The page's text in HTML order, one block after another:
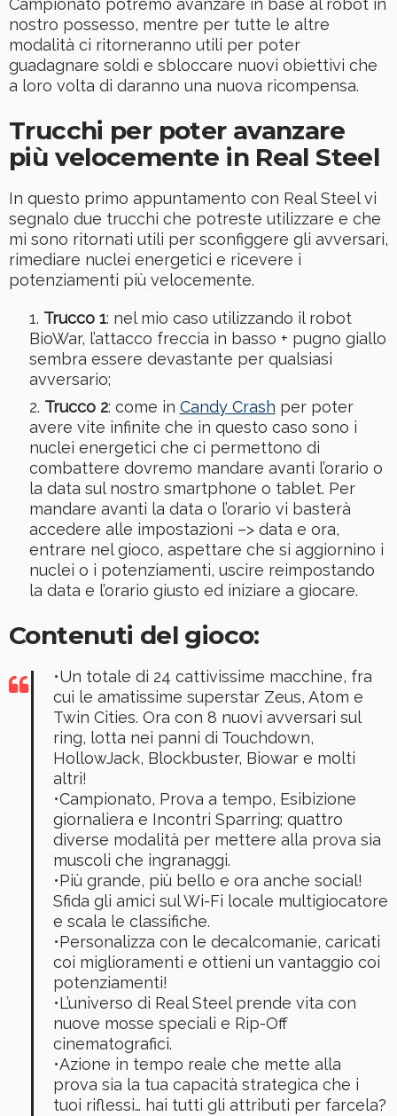
Campionato potremo avanzare in base al robot in
nostro possesso, mentre per tutte le altre
modalità ci ritorneranno utili per poter
guadagnare soldi e sbloccare nuovi obiettivi che
a loro volta di daranno una nuova ricompensa.
Trucchi per poter avanzare
più velocemente in Real Steel
In questo primo appuntamento con Real Steel vi
segnalo due trucchi che potreste utilizzare e che
mi sono ritornati utili per sconfiggere gli avversari,
rimediare nuclei energetici e ricevere i
potenziamenti più velocemente.
Trucco 1: nel mio caso utilizzando il robot
BioWar, l’attacco freccia in basso + pugno giallo
sembra essere devastante per qualsiasi
avversario;
Trucco 2: come in Candy Crash per poter
avere vite infinite che in questo caso sono i
nuclei energetici che ci permettono di
combattere dovremo mandare avanti l’orario o
la data sul nostro smartphone o tablet. Per
mandare avanti la data o l’orario vi basterà
accedere alle impostazioni –> data e ora,
entrare nel gioco, aspettare che si aggiornino i
nuclei o i potenziamenti, uscire reimpostando
la data e l’orario giusto ed iniziare a giocare.
Contenuti del gioco:
•Un totale di 24 cattivissime macchine, fra
cui le amatissime superstar Zeus, Atom e
Twin Cities. Ora con 8 nuovi avversari sul
ring, lotta nei panni di Touchdown,
HollowJack, Blockbuster, Biowar e molti
altri!
•Campionato, Prova a tempo, Esibizione
giornaliera e Incontri Sparring; quattro
diverse modalità per mettere alla prova sia
muscoli che ingranaggi.
•Più grande, più bello e ora anche social!
Sfida gli amici sul Wi-Fi locale multigiocatore
e scala le classifiche.
•Personalizza con le decalcomanie, caricati
coi miglioramenti e ottieni un vantaggio coi
potenziamenti!
•L’universo di Real Steel prende vita con
nuove mosse speciali e Rip-Off
cinematografici.
•Azione in tempo reale che mette alla
prova sia la tua capacità strategica che i
tuoi riflessi… hai tutti gli attributi per farcela?